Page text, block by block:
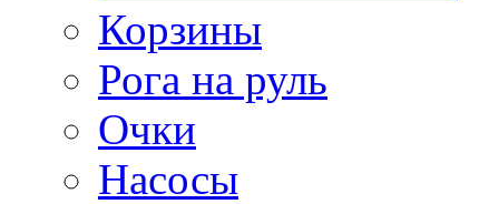
Корзины
Рога на руль
Очки
Насосы